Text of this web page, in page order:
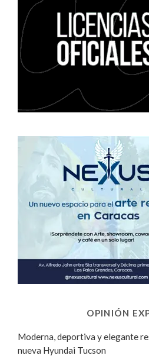
OPINIÓN
Moderna, deportiva y elegante
nueva Hyundai Tucson